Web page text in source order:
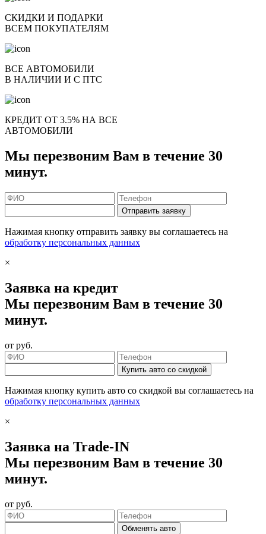
СКИДКИ И ПОДАРКИ
ВСЕМ ПОКУПАТЕЛЯМ
ВСЕ АВТОМОБИЛИ
В НАЛИЧИИ И С ПТС
КРЕДИТ ОТ 3.5% НА ВСЕ
АВТОМОБИЛИ
Мы перезвоним Вам в течение 30
минут.
Отправить заявку
Нажимая кнопку отправить заявку вы соглашаетесь на
обработку персональных данных
×
Заявка на кредит
Мы перезвоним Вам в течение 30
минут.
от руб.
Купить авто со скидкой
Нажимая кнопку купить авто со скидкой вы соглашаетесь на
обработку персональных данных
×
Заявка на Trade-IN
Мы перезвоним Вам в течение 30
минут.
от руб.
Обменять авто